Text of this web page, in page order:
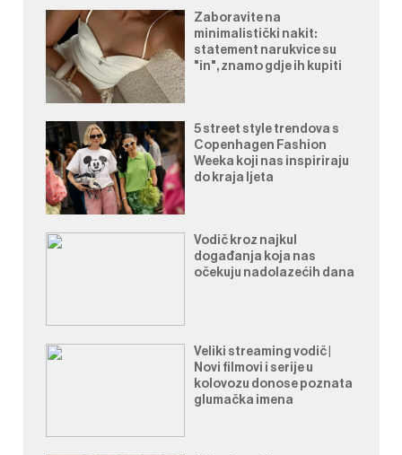
Zaboravite na
minimalistički nakit:
statement narukvice su
"in", znamo gdje ih kupiti
5 street style trendova s
Copenhagen Fashion
Weeka koji nas inspiriraju
do kraja ljeta
Vodič kroz najkul
događanja koja nas
očekuju nadolazećih dana
Veliki streaming vodič |
Novi filmovi i serije u
kolovozu donose poznata
glumačka imena